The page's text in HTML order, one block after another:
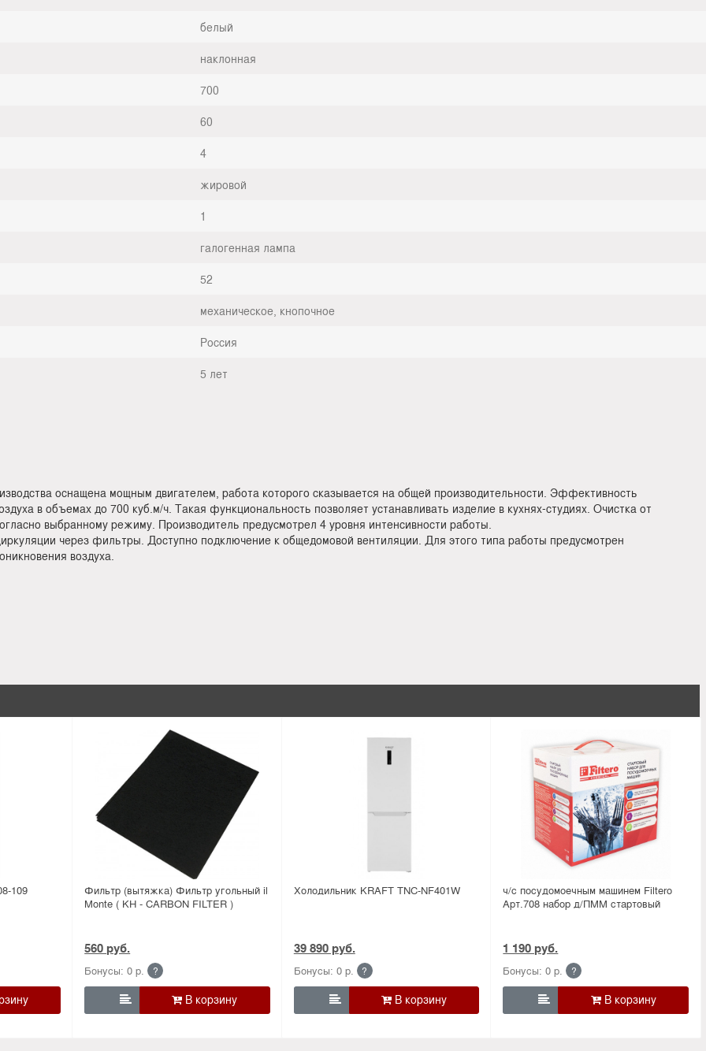
белый
наклонная
700
60
4
жировой
1
галогенная лампа
52
механическое, кнопочное
Россия
5 лет
оснащена мощным двигателем, работа которого сказывается на общей производительности. Эффективность
в объемах до 700 куб.м/ч. Такая функциональность позволяет устанавливать изделие в кухнях-студиях. Очистка от
выбранному режиму. Производитель предусмотрел 4 уровня интенсивности работы.
через фильтры. Доступно подключение к общедомовой вентиляции. Для этого типа работы предусмотрен
воздуха.
109
Фильтр (вытяжка) Фильтр угольный il
Monte ( KH - CARBON FILTER )
560 руб.
Бонусы: 0 р. ?

Холодильник KRAFT TNC-NF401W
39 890 руб.
Бонусы: 0 р. ?

ч/с посудомоечным машинем Filtero
Арт.708 набор д/ПММ стартовый
1 190 руб.
Бонусы: 0 р. ?
